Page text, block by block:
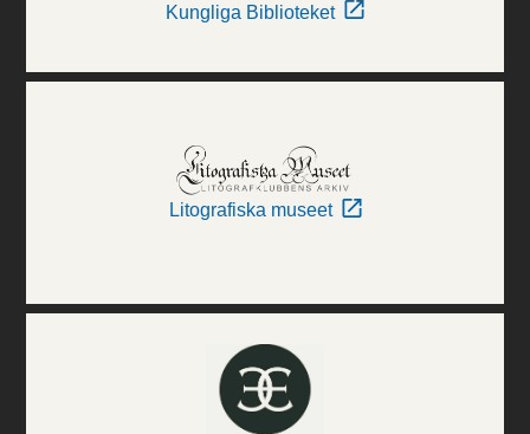
Kungliga Biblioteket
Litografiska museet